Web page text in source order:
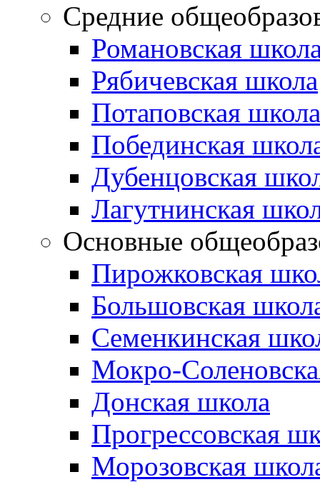
Средние
Романовская
Рябичевская школа
Потаповская школа
Побединская
Дубенцовская
Лагутнинская
Основные
Пирожковская
Большовская
Семенкинская
Мокро-
Донская школа
Прогрессовская
Морозовская